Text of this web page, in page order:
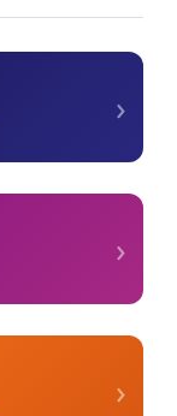
›
›
›